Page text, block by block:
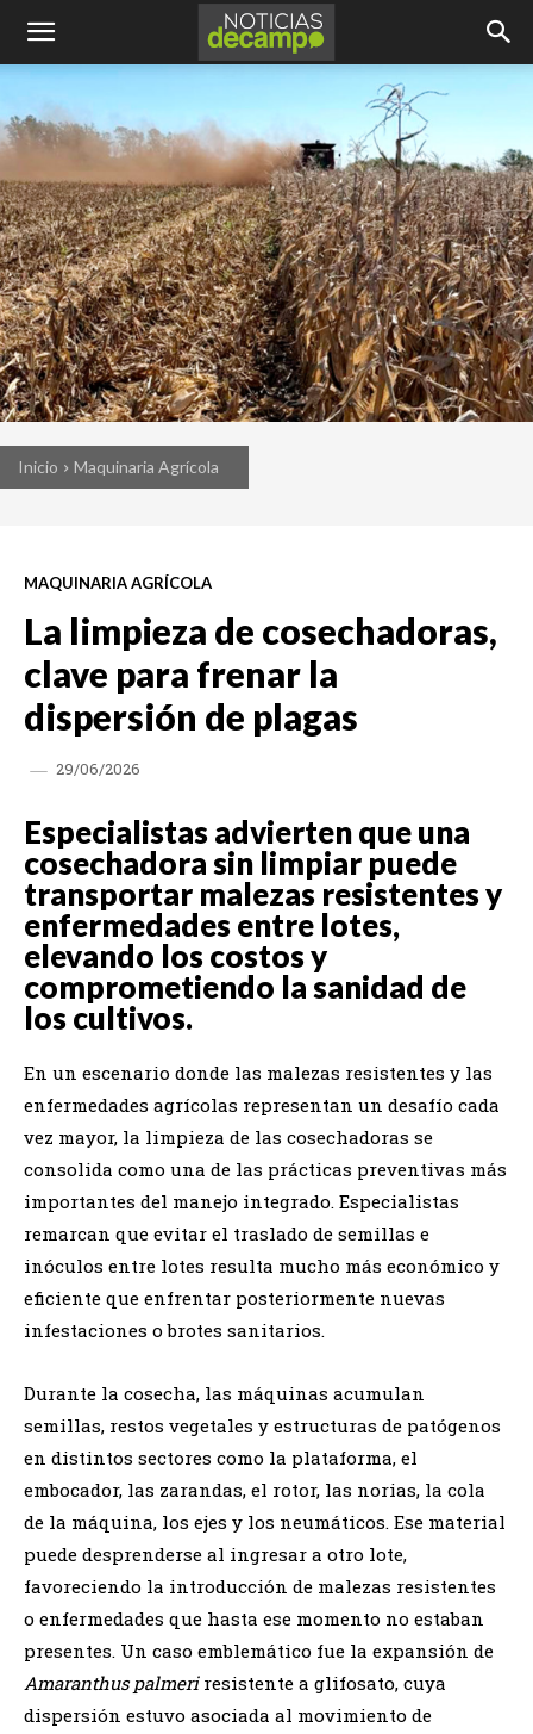
Inicio Maquinaria Agrícola
MAQUINARIA AGRÍCOLA
La limpieza de cosechadoras,
clave para frenar la
dispersión de plagas
29/06/2026
Especialistas advierten que una
cosechadora sin limpiar puede
transportar malezas resistentes y
enfermedades entre lotes,
elevando los costos y
comprometiendo la sanidad de
los cultivos.
En un escenario donde las malezas resistentes y las
enfermedades agrícolas representan un desafío cada
vez mayor, la limpieza de las cosechadoras se
consolida como una de las prácticas preventivas más
importantes del manejo integrado. Especialistas
remarcan que evitar el traslado de semillas e
inóculos entre lotes resulta mucho más económico y
eficiente que enfrentar posteriormente nuevas
infestaciones o brotes sanitarios.
Durante la cosecha, las máquinas acumulan
semillas, restos vegetales y estructuras de patógenos
en distintos sectores como la plataforma, el
embocador, las zarandas, el rotor, las norias, la cola
de la máquina, los ejes y los neumáticos. Ese material
puede desprenderse al ingresar a otro lote,
favoreciendo la introducción de malezas resistentes
o enfermedades que hasta ese momento no estaban
presentes. Un caso emblemático fue la expansión de
Amaranthus palmeriresistente a glifosato, cuya
dispersión estuvo asociada al movimiento de